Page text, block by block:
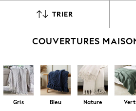
All Swimwear
Beach Dresses & Kaftans
Sliders
Jumpsuits & Playsuits
Linen Collection
Sandals
Shorts
TRIER
COUVERTURES
Gris Bleu Nature Vert